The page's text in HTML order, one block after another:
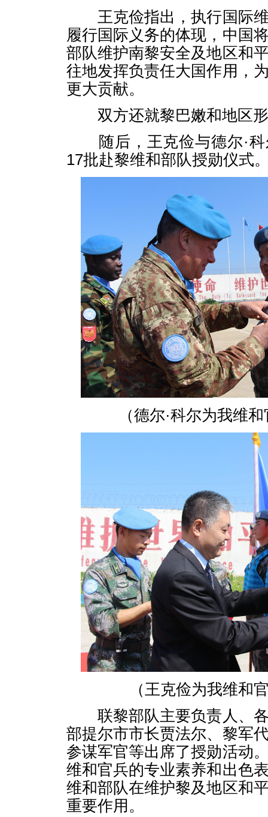
王克俭指出，执行国际维
履行国际义务的体现，中国
部队维护南黎安全及地区和
往地发挥负责任大国作用，
更大贡献。
双方还就黎巴嫩和地区形
随后，王克俭与德尔·科
17批赴黎维和部队授勋仪式
（德尔·科尔为我维
（王克俭为我维和
联黎部队主要负责人、各
部提尔市市长贾法尔、黎军
参谋军官等出席了授勋活动
维和官兵的专业素养和出色
维和部队在维护黎及地区和
重要作用。